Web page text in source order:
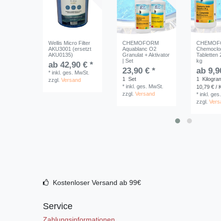
Wellis Micro Filter
AKU3001 (ersetzt
AKU0135)
ab 42,90 € *
*inkl. ges. MwSt.
zzgl.Versand
CHEMOFORM
Aquablanc O2
Granulat + Aktivator
| Set
23,90 € *
1
Set
*inkl. ges. MwSt.
zzgl.Versand
Tabletten
kg
ab
1
10,79 € /
*inkl.
zzgl.
Kostenloser Versand ab 99€
Service